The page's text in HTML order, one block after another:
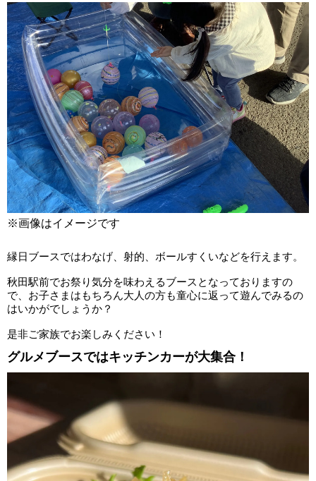
※画像はイメージです
縁日ブースではわなげ、射的、ボールすくいなどを行えます。
秋田駅前でお祭り気分を味わえるブースとなっておりますの
で、お子さまはもちろん大人の方も童心に返って遊んでみるの
はいかがでしょうか？
是非ご家族でお楽しみください！
グルメブースではキッチンカーが大集合！